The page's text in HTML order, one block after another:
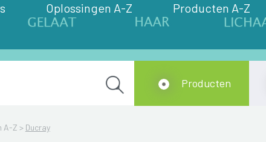
Oplossingen A-Z Producten A-Z
A-Z > Ducray
Producten